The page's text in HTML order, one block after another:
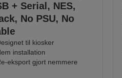
+ Serial, NES,
No PSU, No
til kiosker
installation
eksport gjort nemmere